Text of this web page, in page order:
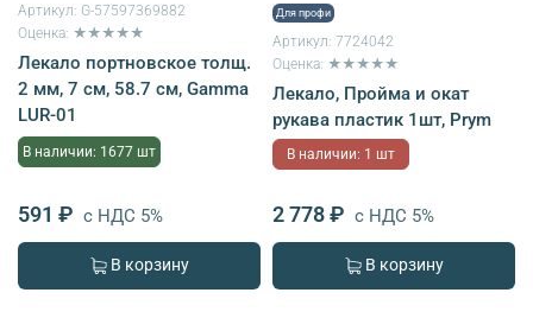
Артикул: G-57597369882
Оценка: ★★★★★
Лекало портновское толщ.
2 мм, 7 см, 58.7 см, Gamma
LUR-01
В наличии: 1677 шт
591 ₽ с НДС 5%
В корзину
Для профи
Артикул: 7724042
Оценка: ★★★★★
Лекало, Пройма и окат
рукава пластик 1шт, Prym
В наличии: 1 шт
2 778 ₽ с НДС 5%
В корзину